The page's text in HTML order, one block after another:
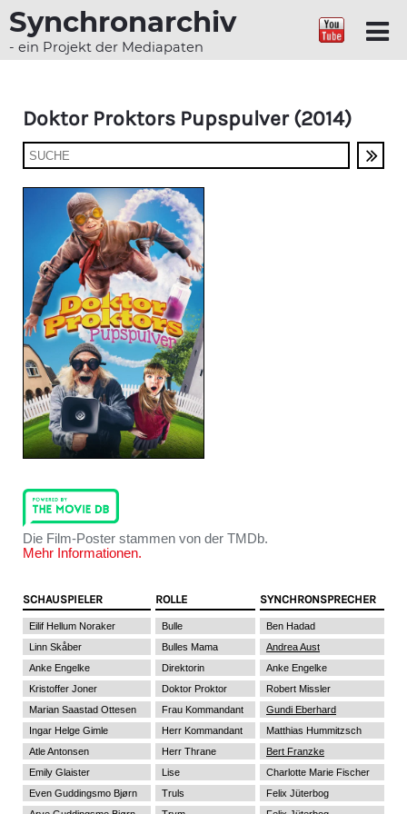
Synchronarchiv
- ein Projekt der Mediapaten
Doktor Proktors Pupspulver (2014)
Die Film-Poster stammen von der TMDb.
Mehr Informationen.
SCHAUSPIELER ROLLE SYNCHRONSPRECHER
Eilif Hellum Noraker Bulle
Ben Hadad
Linn Skåber
Bulles Mama
Andrea Aust
Anke Engelke
Direktorin
Anke Engelke
Kristoffer Joner
Doktor Proktor
Robert Missler
Marian Saastad Ottesen
Frau Kommandant
Gundi Eberhard
Ingar Helge Gimle
Herr Kommandant
Matthias Hummitzsch
Atle Antonsen
Herr Thrane
Bert Franzke
Emily Glaister
Lise
Charlotte Marie Fischer
Even Guddingsmo Bjørn
Truls
Felix Jüterbog